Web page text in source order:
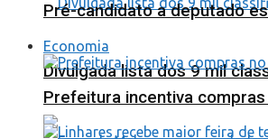
Divulgada lista dos 9 mil
Pré-candidato a deputado
Economia
Prefeitura incentiva